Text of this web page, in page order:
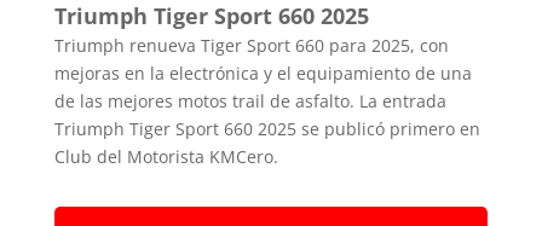
Triumph Tiger Sport 660 2025
Triumph renueva Tiger Sport 660 para 2025, con
mejoras en la electrónica y el equipamiento de una
de las mejores motos trail de asfalto. La entrada
Triumph Tiger Sport 660 2025 se publicó primero en
Club del Motorista KMCero.